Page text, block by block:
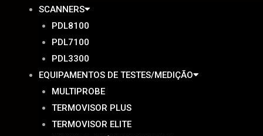
SCANNERS
PDL8100
PDL7100
PDL3300
EQUIPAMENTOS DE TESTES/MEDIÇÃO
MULTIPROBE
TERMOVISOR PLUS
TERMOVISOR ELITE